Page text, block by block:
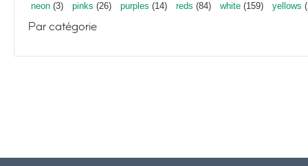
neon (3) pinks (26) purples (14) reds (84) white (159) yellows
Par catégorie